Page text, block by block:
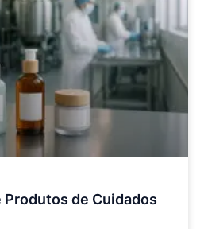
Produtos de Cuidados